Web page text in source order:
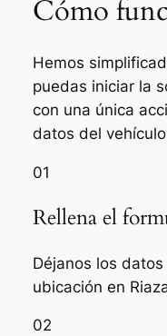
Cómo
Hemos
puedas iniciar la
con una única
datos del
01
Rellena el
Déjanos los
ubicación en
02